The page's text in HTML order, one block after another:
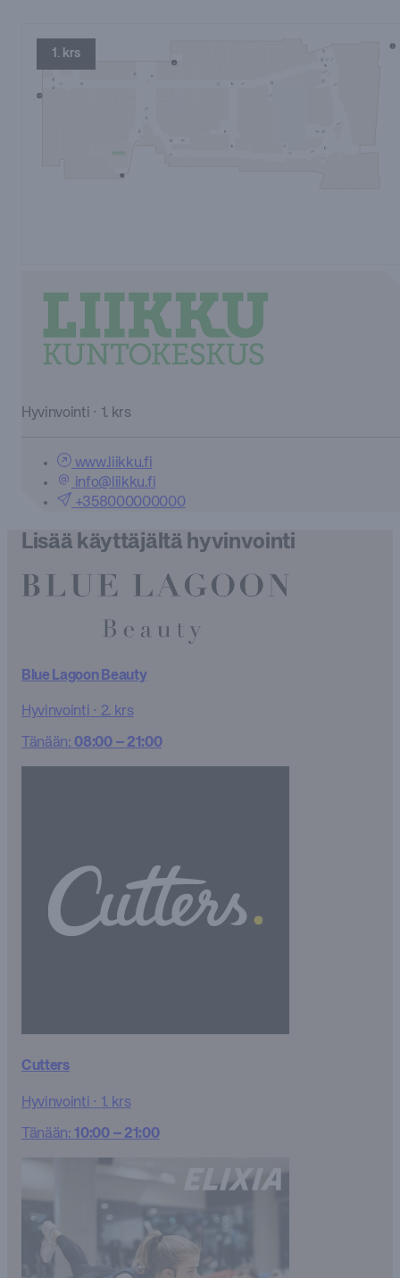
1. krs
Hyvinvointi · 1. krs
www.liikku.fi
info@liikku.fi
+358000000000
Lisää käyttäjältä hyvinvointi
Blue Lagoon Beauty
Hyvinvointi · 2. krs
Tänään: 08:00 – 21:00
Cutters
Hyvinvointi · 1. krs
Tänään: 10:00 – 21:00